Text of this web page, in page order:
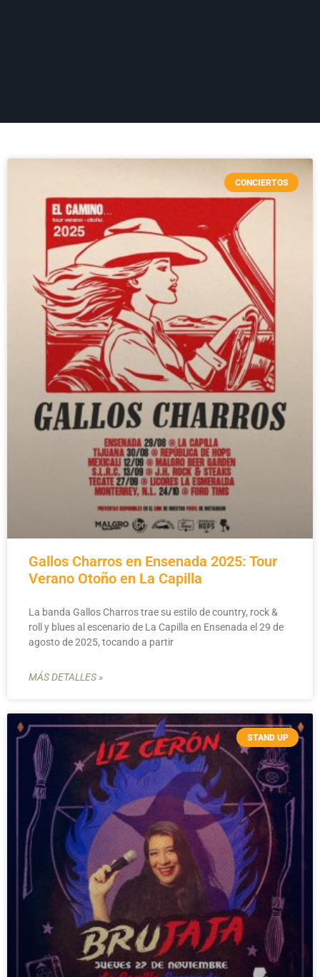
CONCIERTOS
Gallos Charros en Ensenada 2025: Tour
Verano Otoño en La Capilla
La banda Gallos Charros trae su estilo de country, rock &
roll y blues al escenario de La Capilla en Ensenada el 29 de
agosto de 2025, tocando a partir
MÁS DETALLES »
STAND UP